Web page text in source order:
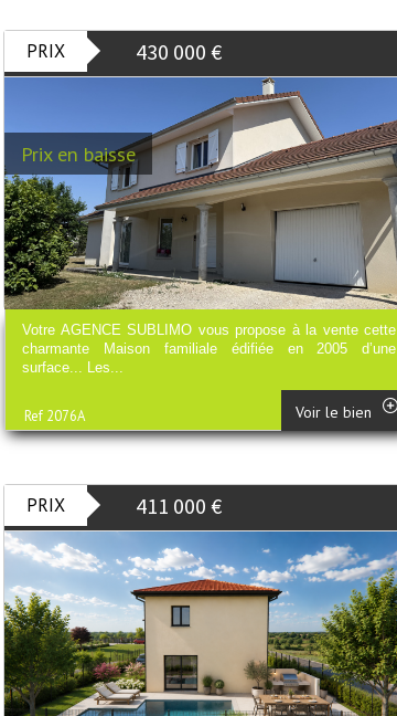
PRIX 430 000 €
Prix en baisse
Votre AGENCE SUBLIMO vous propose à la vente cette
charmante Maison familiale édifiée en 2005 d’une
surface... Les...
Ref 2076A Voir le bien
PRIX 411 000 €